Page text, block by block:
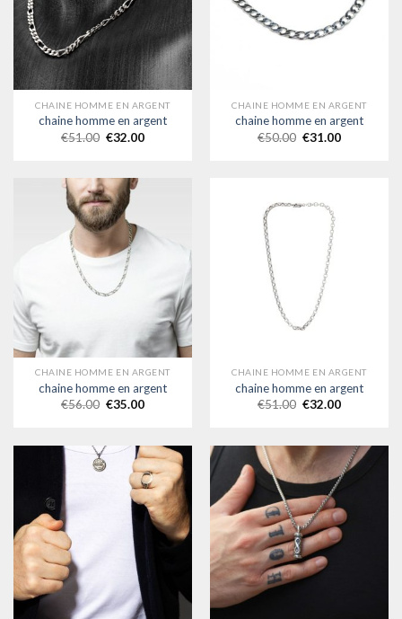
CHAINE HOMME EN ARGENT
chaine homme en argent
€51.00 €32.00
CHAINE HOMME EN ARGENT
chaine homme en argent
€50.00 €31.00
CHAINE HOMME EN ARGENT
chaine homme en argent
€56.00 €35.00
CHAINE HOMME EN ARGENT
chaine homme en argent
€51.00 €32.00